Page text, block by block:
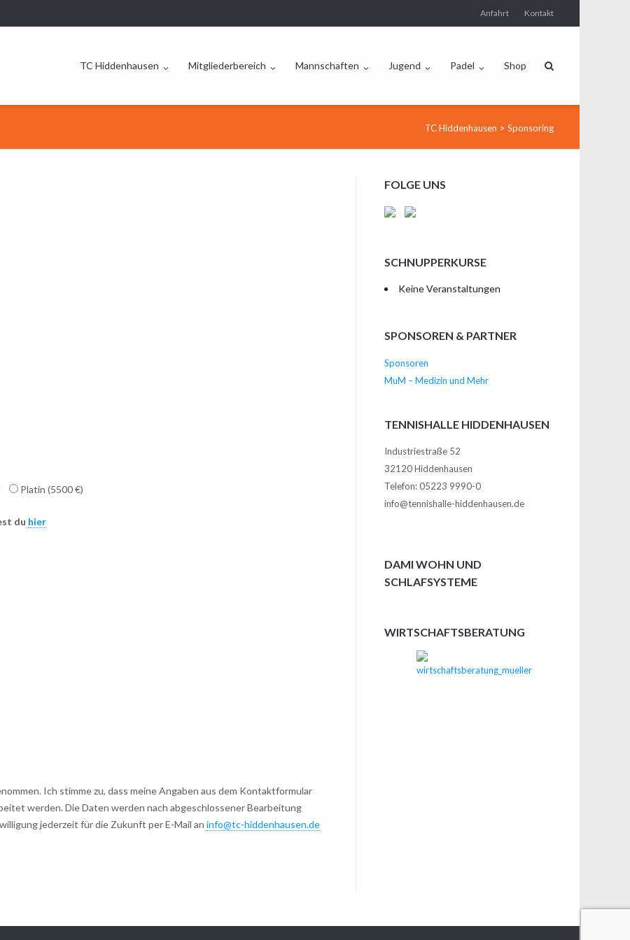
Anfahrt Kontakt
TC Hiddenhausen Mitgliederbereich Mannschaften Jugend Padel Shop
TC Hiddenhausen > Sponsoring
Platin (5500 €)
du hier
Ich stimme zu, dass meine Angaben aus dem Kontaktformular
werden. Die Daten werden nach abgeschlossener Bearbeitung
jederzeit für die Zukunft per E-Mail aninfo@tc-hiddenhausen.de
FOLGE UNS
SCHNUPPERKURSE
Keine Veranstaltungen
SPONSOREN & PARTNER
Sponsoren
MuM – Medizin und Mehr
TENNISHALLE HIDDENHAUSEN
Industriestraße 52
32120 Hiddenhausen
Telefon: 05223 9990-0
info@tennishalle-hiddenhausen.de
DAMI WOHN UND
SCHLAFSYSTEME
WIRTSCHAFTSBERATUNG